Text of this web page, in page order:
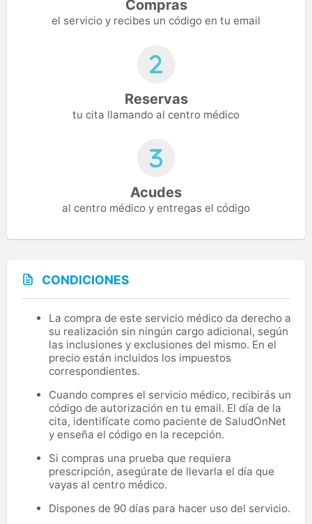
Compras
el servicio y recibes un código en tu email
Reservas
tu cita llamando al centro médico
Acudes
al centro médico y entregas el código
CONDICIONES
La compra de este servicio médico da derecho a
su realización sin ningún cargo adicional, según
las inclusiones y exclusiones del mismo. En el
precio están incluidos los impuestos
correspondientes.
Cuando compres el servicio médico, recibirás un
código de autorización en tu email. El día de la
cita, identifícate como paciente de SaludOnNet
y enseña el código en la recepción.
Si compras una prueba que requiera
prescripción, asegúrate de llevarla el día que
vayas al centro médico.
Dispones de 90 días para hacer uso del servicio.